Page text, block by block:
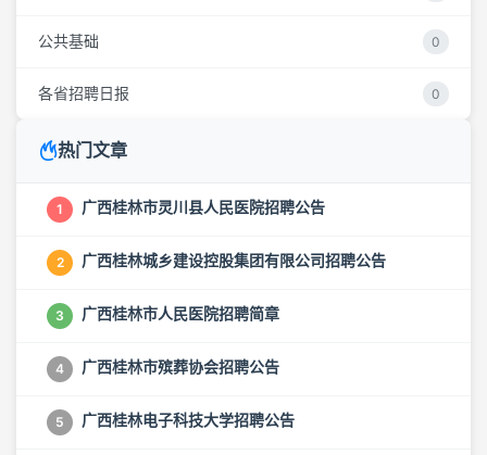
公共基础 0
各省招聘日报 0
热门文章
1 广西桂林市灵川县人民医院招聘公告
2 广西桂林城乡建设控股集团有限公司招聘公告
3 广西桂林市人民医院招聘简章
4 广西桂林市殡葬协会招聘公告
5 广西桂林电子科技大学招聘公告